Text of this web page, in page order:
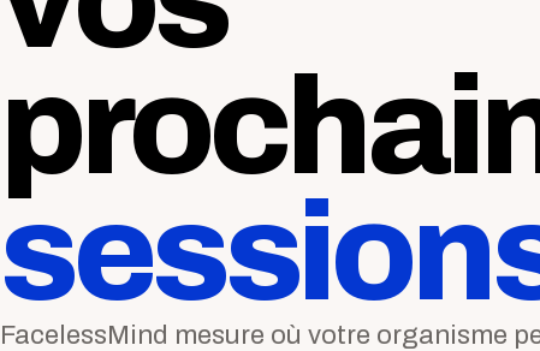
FacelessMind mesure où votre organisme